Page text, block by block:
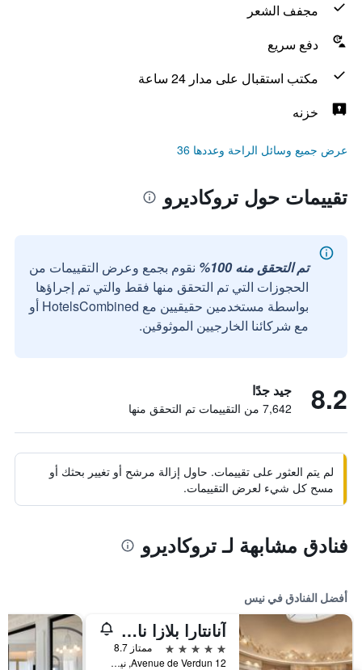
مجفف الشعر
دفع سريع
مكتب استقبال على مدار 24 ساعة
خزنه
عرض جميع وسائل الراحة وعددها 36
تقييمات حول تروكاديرو
تم التحقق منه 100%
نقوم بجمع وعرض التقييمات من
الحجوزات التي تم التحقق منها فقط والتي تم إجراؤها
بواسطة مستخدمين حقيقيين مع HotelsCombined أو
مع شركائنا الخارجيين الموثوقين.
8.2 جيد جدًا
7,642 من التقييمات تم التحقق منها
لم يتم العثور على تقييمات. حاول إزالة مرشح أو تغيير بحثك أو
مسح كل شيء لعرض التقييمات.
فنادق مشابهة لـ تروكاديرو
أفضل الفنادق في نيس
آنانتارا بلازا نايس هوتل - إيه ليدينج هوتل أوف ذا وورلد
5 نجوم
ممتاز 8.7
12 Avenue de Verdun, نيس, فرنسا